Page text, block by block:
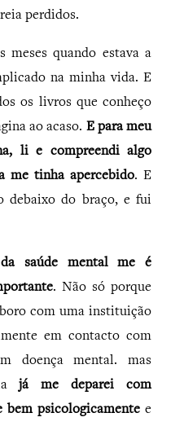
perdidos.
meses quando estava a
na minha vida. E
os livros que conheço
ao acaso. E para meu
li e compreendi algo
me tinha apercebido. E
debaixo do braço, e fui
saúde mental me é
. Não só porque
com uma instituição
em contacto com
doença mental. mas
já me deparei com
bem psicologicamente e